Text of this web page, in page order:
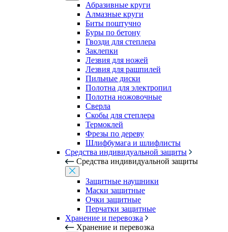
Абразивные круги
Алмазные круги
Биты поштучно
Буры по бетону
Гвозди для степлера
Заклепки
Лезвия для ножей
Лезвия для рашпилей
Пильные диски
Полотна для электропил
Полотна ножовочные
Сверла
Скобы для степлера
Термоклей
Фрезы по дереву
Шлифбумага и шлифлисты
Средства индивидуальной защиты
Средства индивидуальной защиты
Защитные наушники
Маски защитные
Очки защитные
Перчатки защитные
Хранение и перевозка
Хранение и перевозка